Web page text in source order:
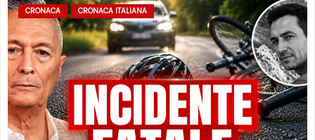
CRONACA CRONACA ITALIANA